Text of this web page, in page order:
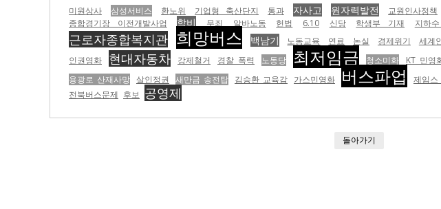
미원상사
삼성서비스 환노위 기업형 축산단지 통과 자사고 원자력발전 교원인사정책
종합경기장 이전개발사업
학비 무죄 알바노동 헌법 6.10 신당 학생부 기재 지하
근로자종합복지관 희망버스 백남기 노동교육 연료 논실 경제위기 세계
인권영화 현대자동차 강제철거 경찰 폭력 노동당 최저임금 청소미화 KT 민영
용광로 산재사망 살인정권 새만금 송전탑 김승환 교육감 가스민영화 버스파업 제임스
전북버스문제 후보 공영제
돌아가기